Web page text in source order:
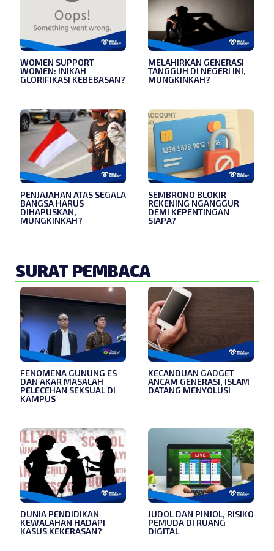
WOMEN SUPPORT
WOMEN: INIKAH
GLORIFIKASI KEBEBASAN?
MELAHIRKAN GENERASI
TANGGUH DI NEGERI INI,
MUNGKINKAH?
PENJAJAHAN ATAS SEGALA
BANGSA HARUS
DIHAPUSKAN,
MUNGKINKAH?
SEMBRONO BLOKIR
REKENING NGANGGUR
DEMI KEPENTINGAN
SIAPA?
SURAT PEMBACA
FENOMENA GUNUNG ES
DAN AKAR MASALAH
PELECEHAN SEKSUAL DI
KAMPUS
KECANDUAN GADGET
ANCAM GENERASI, ISLAM
DATANG MENYOLUSI
DUNIA PENDIDIKAN
KEWALAHAN HADAPI
KASUS KEKERASAN?
JUDOL DAN PINJOL, RISIKO
PEMUDA DI RUANG
DIGITAL